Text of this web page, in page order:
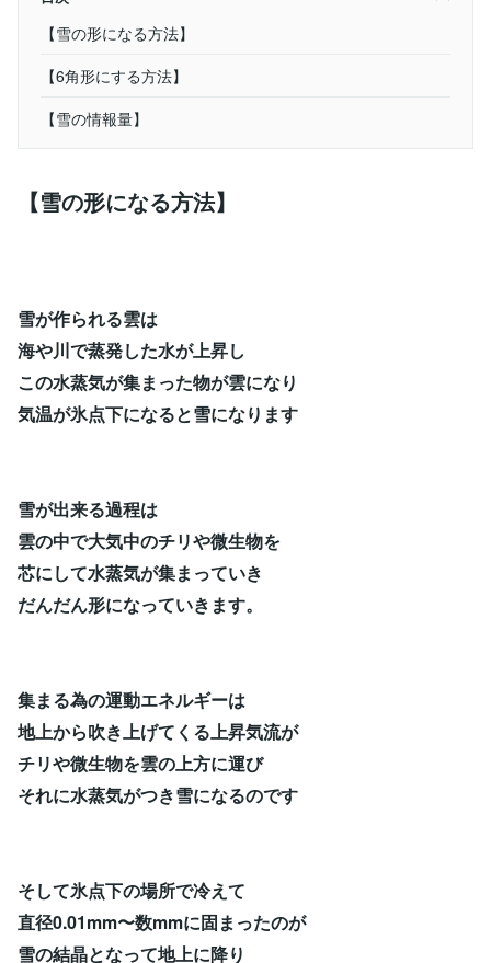
【雪の形になる方法】
【6角形にする方法】
【雪の情報量】
【雪の形になる方法】
雪が作られる雲は
海や川で蒸発した水が上昇し
この水蒸気が集まった物が雲になり
気温が氷点下になると雪になります
雪が出来る過程は
雲の中で大気中のチリや微生物を
芯にして水蒸気が集まっていき
だんだん形になっていきます。
集まる為の運動エネルギーは
地上から吹き上げてくる上昇気流が
チリや微生物を雲の上方に運び
それに水蒸気がつき雪になるのです
そして氷点下の場所で冷えて
直径0.01mm〜数mmに固まったのが
雪の結晶となって地上に降り